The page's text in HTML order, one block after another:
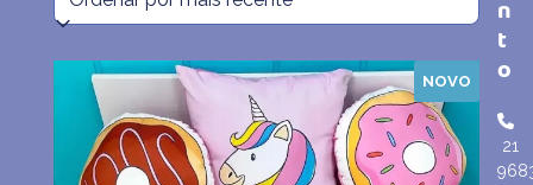
mais
recente
NOVO
n
t
o
21